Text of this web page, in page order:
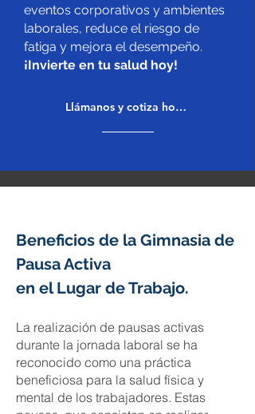
eventos corporativos y ambientes
laborales, reduce el riesgo de
fatiga y mejora el desempeño.
¡Invierte en tu salud hoy!
Llámanos y cotiza hoy mismo +569
Beneficios de la Gimnasia de
Pausa Activa
en el Lugar de Trabajo.
La realización de pausas activas
durante la jornada laboral se ha
reconocido como una práctica
beneficiosa para la salud física y
mental de los trabajadores. Estas